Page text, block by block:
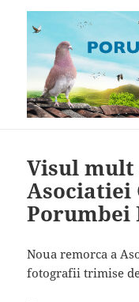
Visul
Asociatiei
Noua remorca a
fotografii trimise